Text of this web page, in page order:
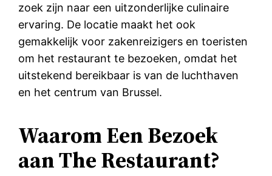
zoek zijn naar een uitzonderlijke culinaire
ervaring. De locatie maakt het ook
gemakkelijk voor zakenreizigers en toeristen
om het restaurant te bezoeken, omdat het
uitstekend bereikbaar is van de luchthaven
en het centrum van Brussel.
Waarom Een Bezoek
aan The Restaurant?